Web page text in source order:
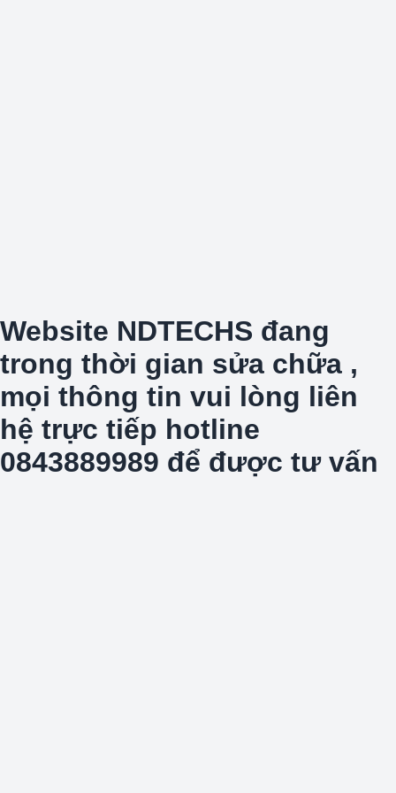
Website NDTECHS đang
trong thời gian sửa chữa ,
mọi thông tin vui lòng liên
hệ trực tiếp hotline
0843889989 để được tư vấn